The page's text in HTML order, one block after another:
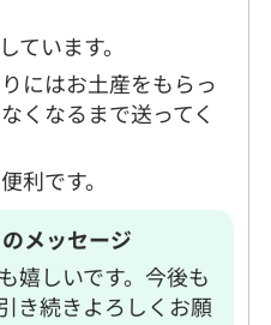
ています。
にはお土産をもらっ
くなるまで送ってく
利です。
メッセージ
嬉しいです。今後も
き続きよろしくお願